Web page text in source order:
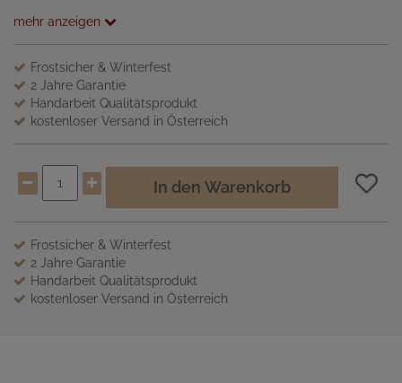
mehr anzeigen
Frostsicher & Winterfest
2 Jahre Garantie
Handarbeit Qualitätsprodukt
kostenloser Versand in Österreich
In den Warenkorb
Frostsicher & Winterfest
2 Jahre Garantie
Handarbeit Qualitätsprodukt
kostenloser Versand in Österreich